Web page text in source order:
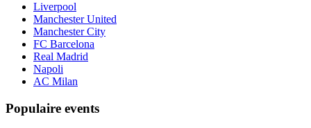
Liverpool
Manchester United
Manchester City
FC Barcelona
Real Madrid
Napoli
AC Milan
Populaire events